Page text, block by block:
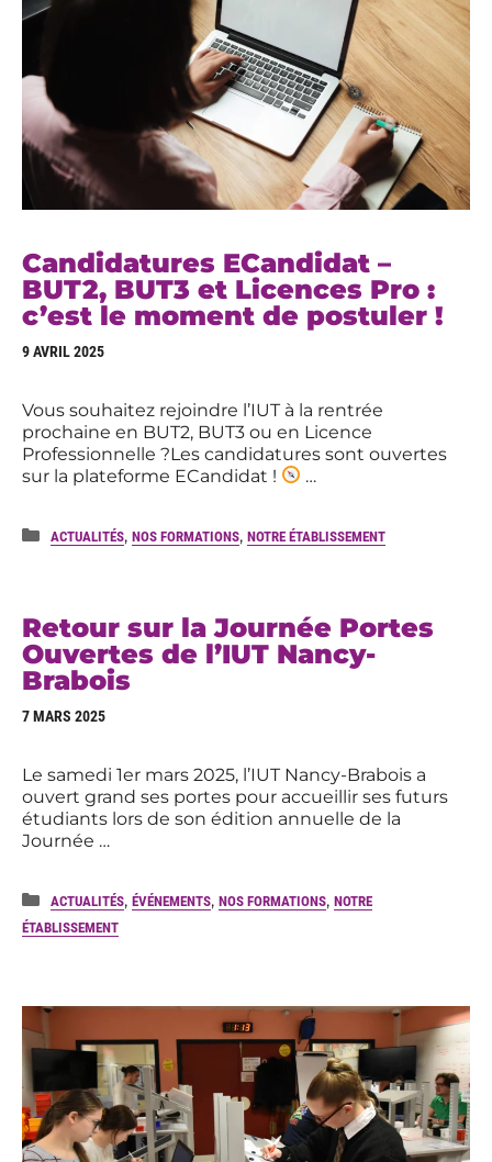
Candidatures ECandidat –
BUT2, BUT3 et Licences Pro :
c’est le moment de postuler !
9 AVRIL 2025
Vous souhaitez rejoindre l’IUT à la rentrée
prochaine en BUT2, BUT3 ou en Licence
Professionnelle ?Les candidatures sont ouvertes
sur la plateforme ECandidat !
…
Catégories
ACTUALITÉS, NOS FORMATIONS, NOTRE ÉTABLISSEMENT
Retour sur la Journée Portes
Ouvertes de l’IUT Nancy-
Brabois
7 MARS 2025
Le samedi 1er mars 2025, l’IUT Nancy-Brabois a
ouvert grand ses portes pour accueillir ses futurs
étudiants lors de son édition annuelle de la
Journée …
Catégories
ACTUALITÉS, ÉVÉNEMENTS, NOS FORMATIONS, NOTRE
ÉTABLISSEMENT